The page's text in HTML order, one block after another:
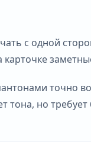
с одной
точно
тона, но